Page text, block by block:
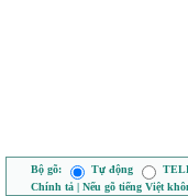
Bộ gõ: Tự động
Chính tả | Nếu gõ tiếng Việt